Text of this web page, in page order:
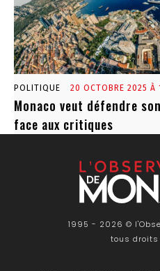
POLITIQUE 20 OCTOBRE 2025 À
Monaco veut défendre
face aux critiques
1995 - 2026 ©
tous droits